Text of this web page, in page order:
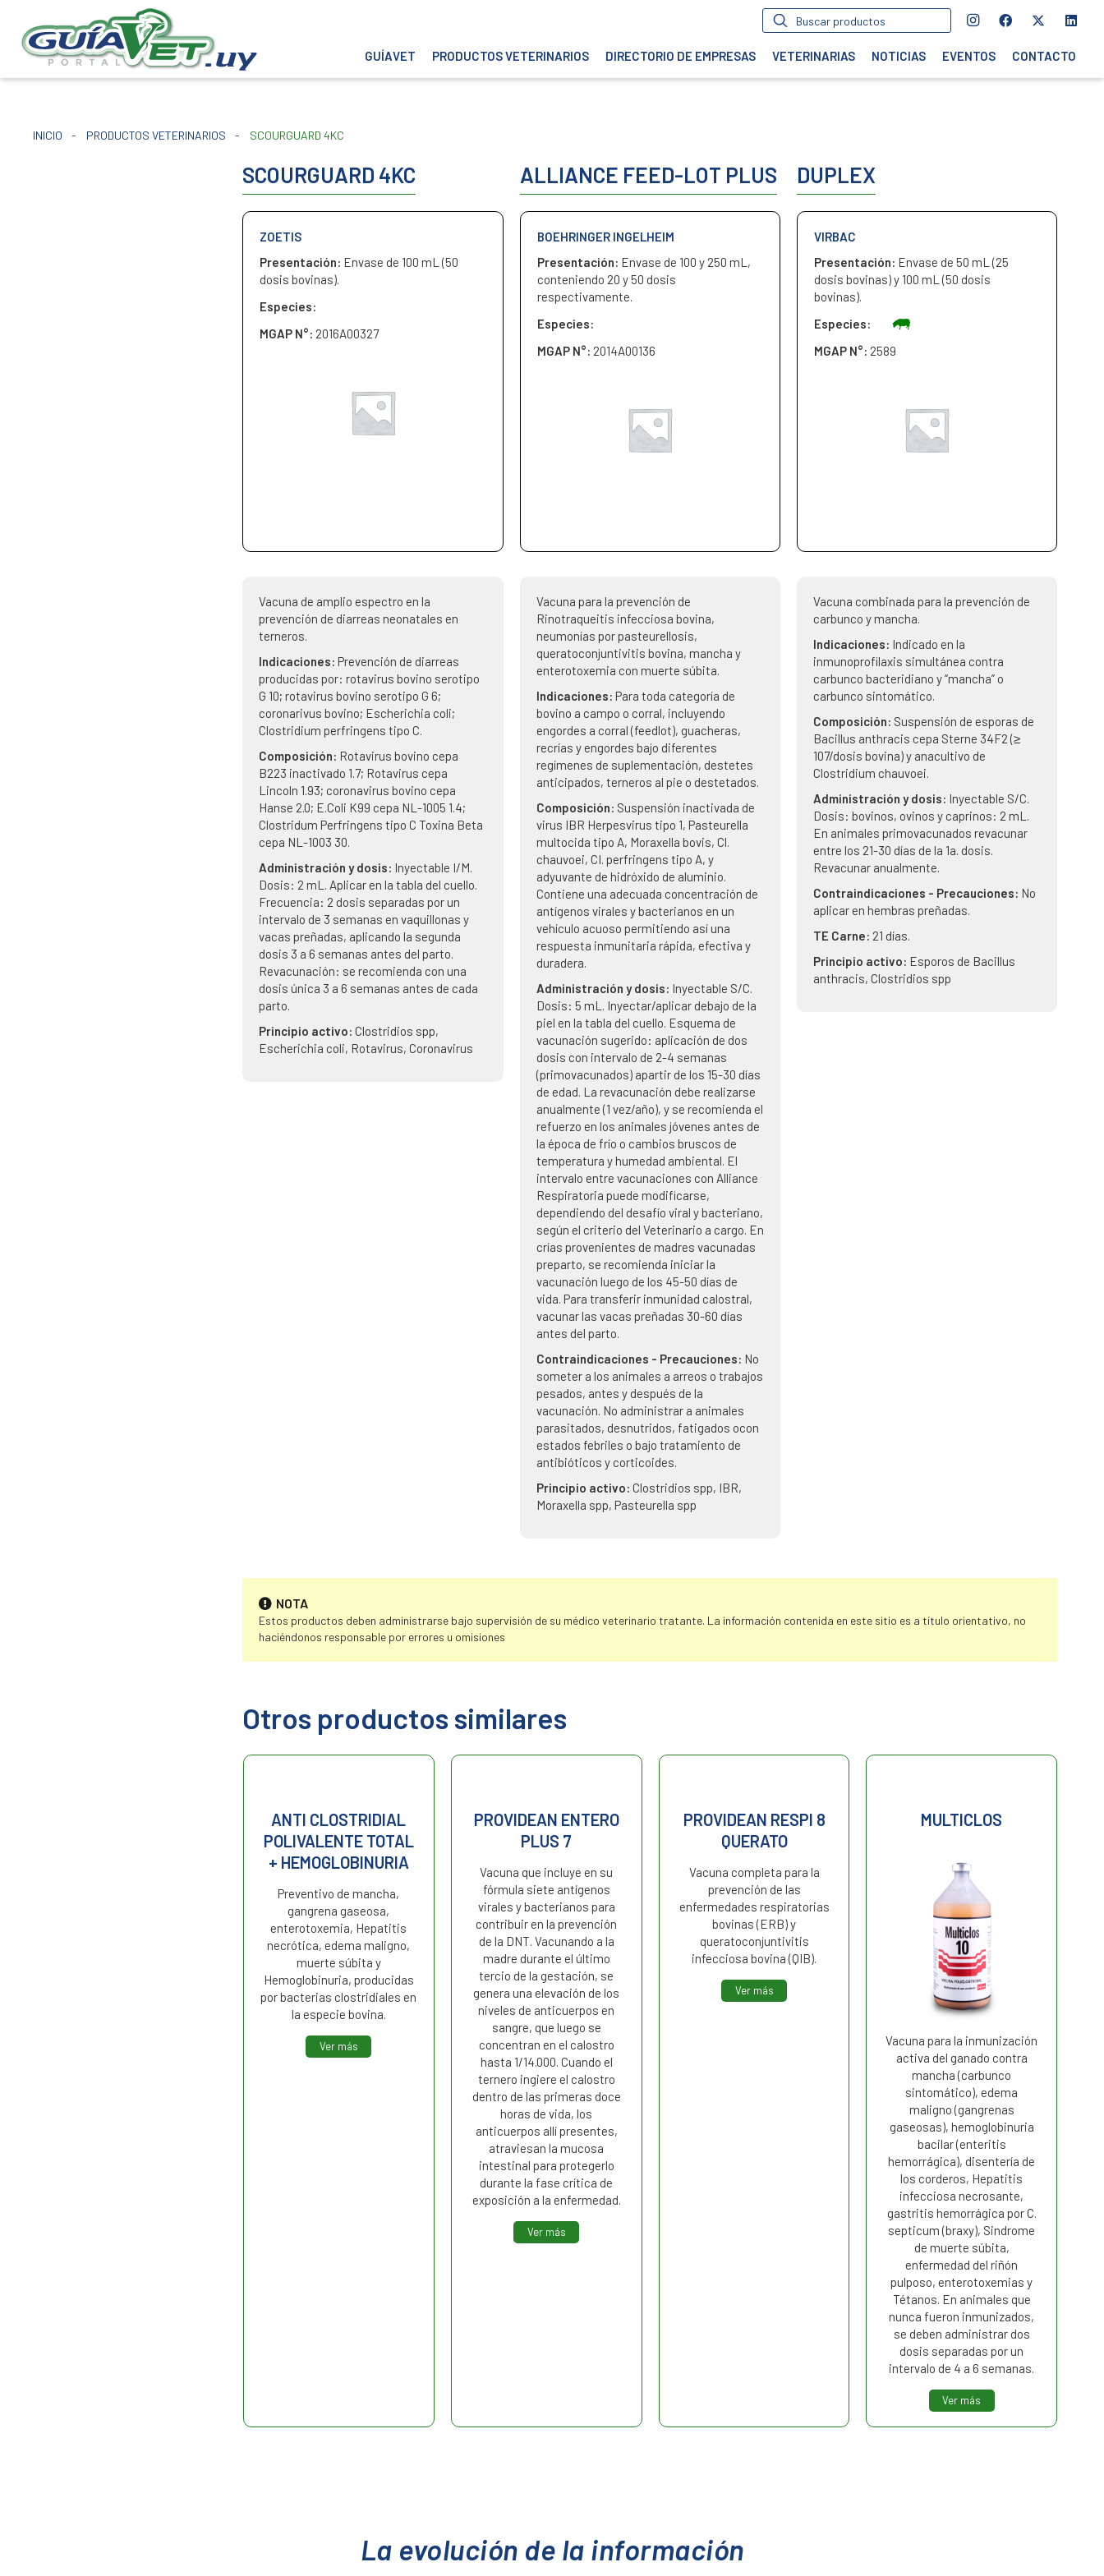
Búsqueda
de
GUÍAVET PRODUCTOS VETERINARIOS DIRECTORIO DE EMPRESAS VETERINARIAS NOTICIAS EVENTOS CONTACTO
INICIO - PRODUCTOS VETERINARIOS - SCOURGUARD 4KC
SCOURGUARD 4KC
ZOETIS
Presentación: Envase de 100 mL (50
dosis bovinas).
Especies:
MGAP N°: 2016A00327
Vacuna de amplio espectro en la
prevención de diarreas neonatales en
terneros.
Indicaciones:Prevención de diarreas
producidas por: rotavirus bovino serotipo
G 10; rotavirus bovino serotipo G 6;
coronarivus bovino; Escherichia coli;
Clostridium perfringens tipo C.
Composición: Rotavirus bovino cepa
B223 inactivado 1.7; Rotavirus cepa
Lincoln 1.93; coronavirus bovino cepa
Hanse 2.0; E.Coli K99 cepa NL-1005 1.4;
Clostridum Perfringens tipo C Toxina Beta
cepa NL-1003 30.
Administración y dosis: Inyectable I/M.
Dosis: 2 mL. Aplicar en la tabla del cuello.
Frecuencia: 2 dosis separadas por un
intervalo de 3 semanas en vaquillonas y
vacas preñadas, aplicando la segunda
dosis 3 a 6 semanas antes del parto.
Revacunación: se recomienda con una
dosis única 3 a 6 semanas antes de cada
parto.
Principio activo:Clostridios spp,
Escherichia coli, Rotavirus, Coronavirus
ALLIANCE FEED-LOT PLUS
BOEHRINGER INGELHEIM
Presentación: Envase de 100 y 250 mL,
conteniendo 20 y 50 dosis
respectivamente.
Especies:
MGAP N°: 2014A00136
Vacuna para la prevención de
Rinotraqueitis infecciosa bovina,
neumonías por pasteurellosis,
queratoconjuntivitis bovina, mancha y
enterotoxemia con muerte súbita.
Indicaciones: Para toda categoría de
bovino a campo o corral, incluyendo
engordes a corral (feedlot), guacheras,
recrías y engordes bajo diferentes
regímenes de suplementación, destetes
anticipados, terneros al pie o destetados.
Composición: Suspensión inactivada de
virus IBR Herpesvirus tipo 1, Pasteurella
multocida tipo A, Moraxella bovis, Cl.
chauvoei, CI. perfringens tipo A, y
adyuvante de hidróxido de aluminio.
Contiene una adecuada concentración de
antígenos virales y bacterianos en un
vehículo acuoso permitiendo así una
respuesta inmunitaria rápida, efectiva y
duradera.
Administración y dosis: Inyectable S/C.
Dosis: 5 mL. Inyectar/aplicar debajo de la
piel en la tabla del cuello. Esquema de
vacunación sugerido: aplicación de dos
dosis con intervalo de 2-4 semanas
(primovacunados) apartir de los 15-30 días
de edad. La revacunación debe realizarse
anualmente (1 vez/año), y se recomienda el
refuerzo en los animales jóvenes antes de
la época de frío o cambios bruscos de
temperatura y humedad ambiental. El
intervalo entre vacunaciones con Alliance
Respiratoria puede modificarse,
dependiendo del desafío viral y bacteriano,
según el criterio del Veterinario a cargo. En
crías provenientes de madres vacunadas
preparto, se recomienda iniciar la
vacunación luego de los 45-50 días de
vida. Para transferir inmunidad calostral,
vacunar las vacas preñadas 30-60 días
antes del parto.
Contraindicaciones - Precauciones: No
someter a los animales a arreos o trabajos
pesados, antes y después de la
vacunación. No administrar a animales
parasitados, desnutridos, fatigados ocon
estados febriles o bajo tratamiento de
antibióticos y corticoides.
Principio activo: Clostridios spp, IBR,
Moraxella spp, Pasteurella spp
DUPLEX
VIRBAC
Presentación: Envase de 50 mL (25
dosis bovinas) y 100 mL (50 dosis
bovinas).
Especies:
MGAP N°: 2589
Vacuna combinada para la prevención de
carbunco y mancha.
Indicaciones: Indicado en la
inmunoprofilaxis simultánea contra
carbunco bacteridiano y “mancha” o
carbunco sintomático.
Composición: Suspensión de esporas de
Bacillus anthracis cepa Sterne 34F2 (≥
107/dosis bovina) y anacultivo de
Clostridium chauvoei.
Administración y dosis: Inyectable S/C.
Dosis: bovinos, ovinos y caprinos: 2 mL.
En animales primovacunados revacunar
entre los 21-30 días de la 1a. dosis.
Revacunar anualmente.
Contraindicaciones - Precauciones: No
aplicar en hembras preñadas.
TE Carne: 21 días.
Principio activo: Esporos de Bacillus
anthracis, Clostridios spp
NOTA
Estos productos deben administrarse bajo supervisión de su médico veterinario tratante. La información contenida en este sitio es a título orientativo, no
haciéndonos responsable por errores u omisiones
Otros productos similares
ANTI CLOSTRIDIAL
POLIVALENTE TOTAL
+ HEMOGLOBINURIA
Preventivo de mancha,
gangrena gaseosa,
enterotoxemia, Hepatitis
necrótica, edema maligno,
muerte súbita y
Hemoglobinuria, producidas
por bacterias clostridiales en
la especie bovina.
Ver más
PROVIDEAN ENTERO
PLUS 7
Vacuna que incluye en su
fórmula siete antígenos
virales y bacterianos para
contribuir en la prevención
de la DNT. Vacunando a la
madre durante el último
tercio de la gestación, se
genera una elevación de los
niveles de anticuerpos en
sangre, que luego se
concentran en el calostro
hasta 1/14.000. Cuando el
ternero ingiere el calostro
dentro de las primeras doce
horas de vida, los
anticuerpos allí presentes,
atraviesan la mucosa
intestinal para protegerlo
durante la fase crítica de
exposición a la enfermedad.
Ver más
PROVIDEAN RESPI 8
QUERATO
Vacuna completa para la
prevención de las
enfermedades respiratorias
bovinas (ERB) y
queratoconjuntivitis
infecciosa bovina (QIB).
Ver más
MULTICLOS
Vacuna para la inmunización
activa del ganado contra
mancha (carbunco
sintomático), edema
maligno (gangrenas
gaseosas), hemoglobinuria
bacilar (enteritis
hemorrágica), disentería de
los corderos, Hepatitis
infecciosa necrosante,
gastritis hemorrágica por C.
septicum (braxy), Sindrome
de muerte súbita,
enfermedad del riñón
pulposo, enterotoxemias y
Tétanos. En animales que
nunca fueron inmunizados,
se deben administrar dos
dosis separadas por un
intervalo de 4 a 6 semanas.
Ver más
La evolución de la información